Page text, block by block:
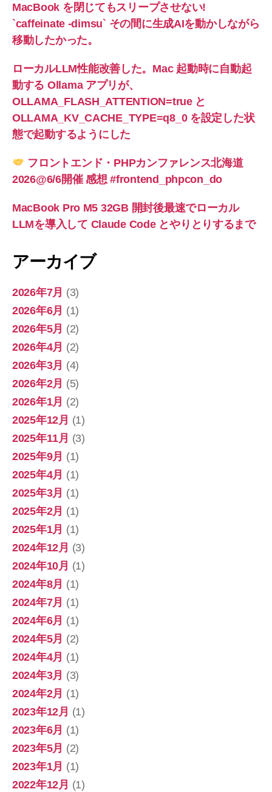
MacBook を閉じてもスリープさせない!
`caffeinate -dimsu` その間に生成AIを動かしながら
移動したかった。
ローカルLLM性能改善した。Mac 起動時に自動起
動する Ollama アプリが、
OLLAMA_FLASH_ATTENTION=true と
OLLAMA_KV_CACHE_TYPE=q8_0 を設定した状
態で起動するようにした
フロントエンド・PHPカンファレンス北海道
2026@6/6開催 感想 #frontend_phpcon_do
MacBook Pro M5 32GB 開封後最速でローカル
LLMを導入して Claude Code とやりとりするまで
アーカイブ
2026年7月 (3)
2026年6月 (1)
2026年5月 (2)
2026年4月 (2)
2026年3月 (4)
2026年2月 (5)
2026年1月 (2)
2025年12月 (1)
2025年11月 (3)
2025年9月 (1)
2025年4月 (1)
2025年3月 (1)
2025年2月 (1)
2025年1月 (1)
2024年12月 (3)
2024年10月 (1)
2024年8月 (1)
2024年7月 (1)
2024年6月 (1)
2024年5月 (2)
2024年4月 (1)
2024年3月 (3)
2024年2月 (1)
2023年12月 (1)
2023年6月 (1)
2023年5月 (2)
2023年1月 (1)
2022年12月 (1)